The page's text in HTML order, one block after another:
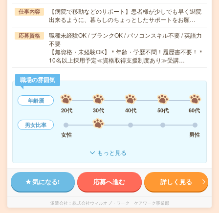
仕事内容
【病院で移動などのサポート】患者様が少しでも早く退院
出来るように、暮らしのちょっとしたサポートをお願…
応募資格
職種未経験OK / ブランクOK / パソコンスキル不要 / 英語力
不要
【無資格・未経験OK】＊年齢・学歴不問！履歴書不要！＊
10名以上採用予定≪資格取得支援制度あり≫受講…
職場の雰囲気
年齢層
20代
30代 40代 50代
60代
男女比率
女性
男性
もっと見る
気になる! 応募へ進む 詳しく見る
派遣会社 株式会社ウィルオブ・ワーク ケアワーク事業部